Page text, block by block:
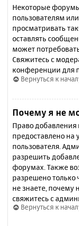
Некоторые
пользователям
просматривать
оставлять
может
Свяжитесь с
конференции для
Вернуться к
Почему я не
Право
предоставлено
пользователя.
разрешить
форумах. Также
разрешено только
не знаете, почему
свяжитесь с
Вернуться к